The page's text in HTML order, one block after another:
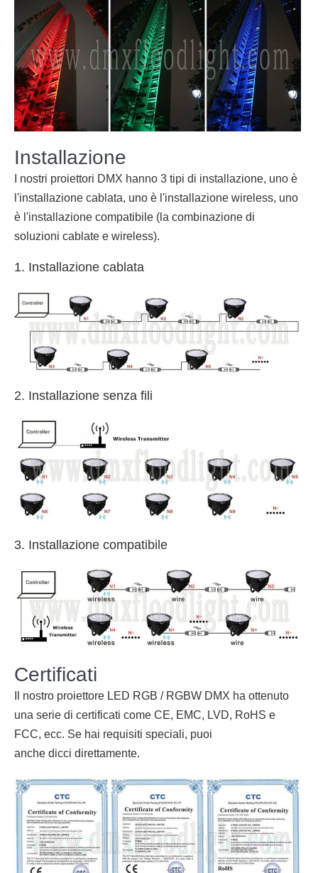
Installazione
I nostri proiettori DMX hanno 3 tipi di installazione, uno è
l'installazione cablata, uno è l'installazione wireless, uno
è l'installazione compatibile (la combinazione di
soluzioni cablate e wireless).
1. Installazione cablata
2. Installazione senza fili
3. Installazione compatibile
Certificati
Il nostro proiettore LED RGB / RGBW DMX ha ottenuto
una serie di certificati come CE, EMC, LVD, RoHS e
FCC, ecc. Se hai requisiti speciali, puoi
anche dicci direttamente.